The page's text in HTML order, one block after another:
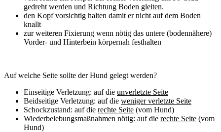
gedreht werden und Richtung Boden gleiten.
den Kopf vorsichtig halten damit er nicht auf dem Boden
knallt
zur weiteren Fixierung wenn nötig das untere (bodennähere)
Vorder- und Hinterbein körpernah festhalten
Auf welche Seite sollte der Hund gelegt werden?
Einseitige Verletzung: auf die unverletzte Seite
Beidseitige Verletzung: auf die weniger verletzte Seite
Schockzustand: auf die rechte Seite (vom Hund)
Wiederbelebungsmaßnahmen nötig: auf die rechte Seite (vom
Hund)